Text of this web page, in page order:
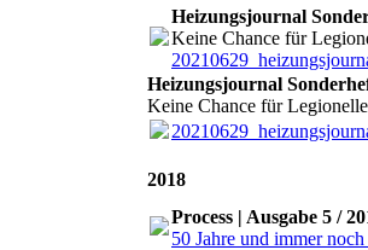
Heizungsjournal
Keine Chance für
Heizungsjournal
Keine Chance für
2018
Process | Ausgabe 5 /
50 Jahre und immer